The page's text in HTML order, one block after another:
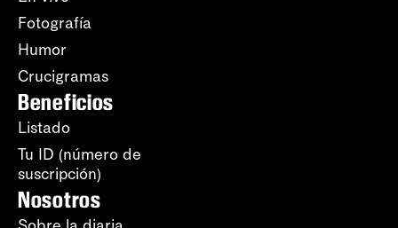
Fotografía
Humor
Crucigramas
Beneficios
Listado
Tu ID (número de
suscripción)
Nosotros